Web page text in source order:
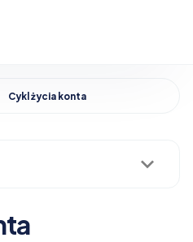
Cykl życia konta